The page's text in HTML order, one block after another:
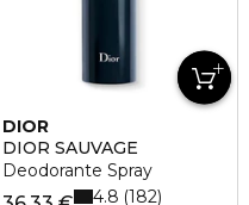
DIOR
DIOR SAUVAGE
Deodorante Spray
4.8 182